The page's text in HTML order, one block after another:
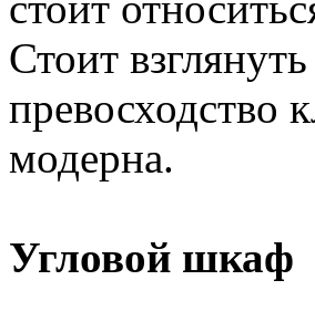
Стоит
превосходство
модерна.
Угловой шкаф